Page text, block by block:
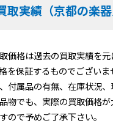
取実績（京都の楽器
価格は過去の買取実績を
を保証するものでござい
付属品の有無、在庫状況
物でも、実際の買取価格
ので予めご了承下さい。